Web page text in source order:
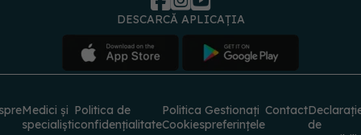
DESCARCĂ APLICAȚIA
Medici și
specialiști
Politica de
confidențialitate
Politica
Cookies
Gestionați
preferințele
Contact
de